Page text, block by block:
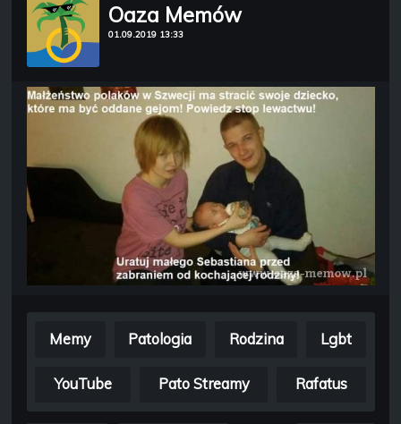
Oaza Memów
01.09.2019 13:33
Memy Patologia Rodzina Lgbt
YouTube Pato Streamy Rafatus